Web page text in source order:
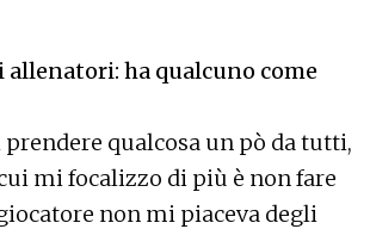
ha qualcuno come
prendere qualcosa un pò da tutti,
mi focalizzo di più è non fare
non mi piaceva degli